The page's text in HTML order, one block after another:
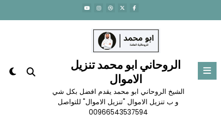
المحتوى
الروحاني ابو محمد تنزيل
الاموال
الشيخ الروحاني ابو محمد يقدم افضل بكل شي
و ب تنزيل الاموال "تنزيل الاموال" للتواصل
00966543537594